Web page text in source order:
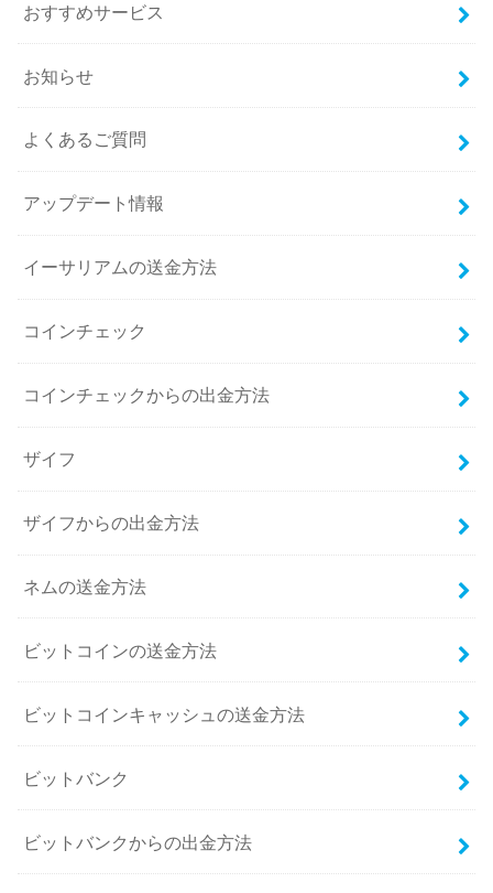
おすすめサービス
お知らせ
よくあるご質問
アップデート情報
イーサリアムの送金方法
コインチェック
コインチェックからの出金方法
ザイフ
ザイフからの出金方法
ネムの送金方法
ビットコインの送金方法
ビットコインキャッシュの送金方法
ビットバンク
ビットバンクからの出金方法